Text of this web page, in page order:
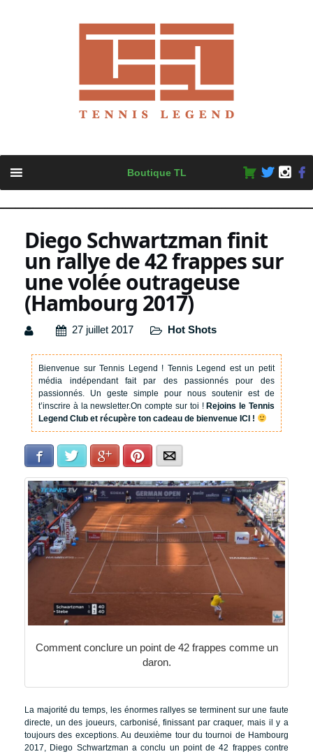
content
Boutique TL
Diego Schwartzman finit
un rallye de 42 frappes sur
une volée outrageuse
(Hambourg 2017)
27 juillet 2017 Hot Shots
Bienvenue sur Tennis Legend ! Tennis Legend est un petit
média indépendant fait par des passionnés pour des
passionnés. Un geste simple pour nous soutenir est de
t’inscrire à la newsletter.On compte sur toi !Rejoins le Tennis
Legend Club et récupère ton cadeau de bienvenue ICI !
Facebook Twitter Google+Pinterest
Comment conclure un point de 42 frappes comme un
daron.
La majorité du temps, les énormes rallyes se terminent sur une faute
directe, un des joueurs, carbonisé, finissant par craquer, mais il y a
toujours des exceptions. Au deuxième tour du tournoi de Hambourg
2017, Diego Schwartzman a conclu un point de 42 frappes contre